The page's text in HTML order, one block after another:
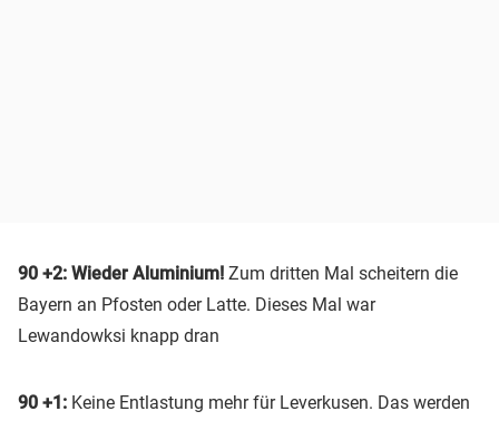
90 +2: Wieder Aluminium! Zum dritten Mal scheitern die
Bayern an Pfosten oder Latte. Dieses Mal war
Lewandowksi knapp dran
90 +1: Keine Entlastung mehr für Leverkusen. Das werden